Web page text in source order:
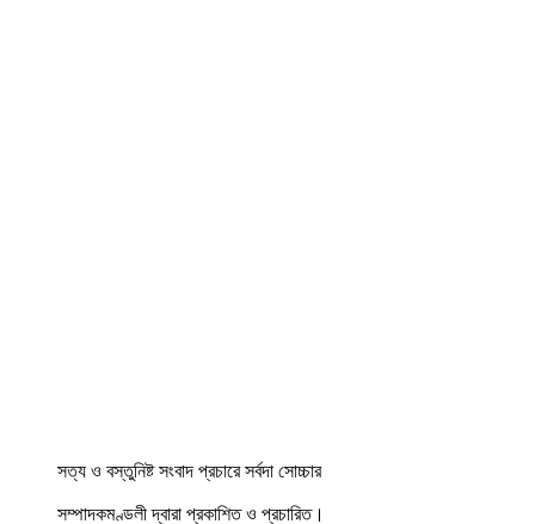
সত্য ও বস্তুনিষ্ট সংবাদ প্রচারে সর্বদা সোচ্চার
সম্পাদকমণ্ডলী দ্বারা প্রকাশিত ও প্রচারিত।